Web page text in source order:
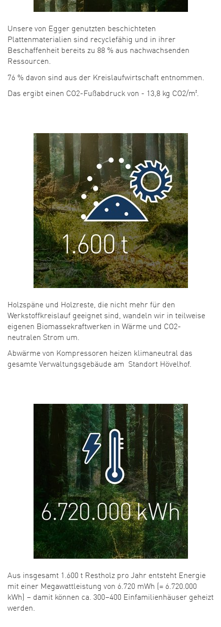
Unsere von Egger genutzten beschichteten
Plattenmaterialien sind recyclefähig und in ihrer
Beschaffenheit bereits zu 88 % aus nachwachsenden
Ressourcen.
76 % davon sind aus der Kreislaufwirtschaft entnommen.
Das ergibt einen CO2-Fußabdruck von - 13,8 kg CO2/m².
Holzspäne und Holzreste, die nicht mehr für den
Werkstoffkreislauf geeignet sind, wandeln wir in teilweise
eigenen Biomassekraftwerken in Wärme und CO2-
neutralen Strom um.
Abwärme von Kompressoren heizen klimaneutral das
gesamte Verwaltungsgebäude am Standort Hövelhof.
Aus insgesamt 1.600 t Restholz pro Jahr entsteht Energie
mit einer Megawattleistung von 6.720 mWh (= 6.720.000
kWh) – damit können ca. 300–400 Einfamilienhäuser geheizt
werden.